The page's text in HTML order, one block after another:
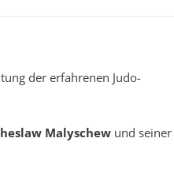
der erfahrenen Judo-
Malyschew und seiner